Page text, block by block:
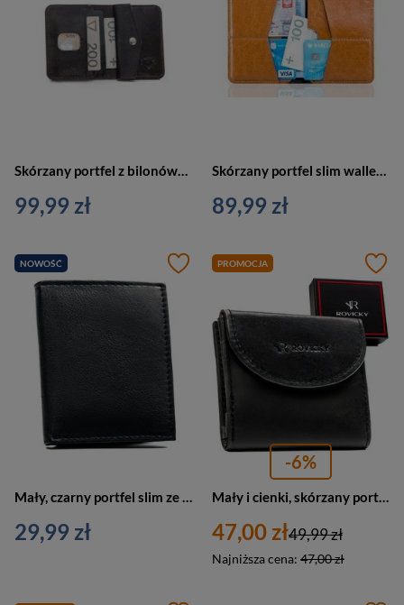
99,99 zł 89,99 zł
NOWOŚĆ
Mały, czarny portfel slim ze skóry naturalnej bez zapięcia zewnętrznego
29,99 zł
PROMOCJA
-6%
Mały i cienki, skórzany portfel męski w czarnym kolorze zamykany zatrzaskiem - Rovicky
47,00 zł
Najniższa cena: 47,00 zł
49,99 zł